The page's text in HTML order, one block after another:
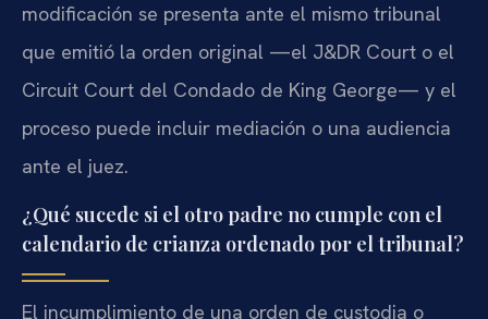
modificación se presenta ante el mismo tribunal
que emitió la orden original —el J&DR Court o el
Circuit Court del Condado de King George— y el
proceso puede incluir mediación o una audiencia
ante el juez.
¿Qué sucede si el otro padre no cumple con el
calendario de crianza ordenado por el tribunal?
El incumplimiento de una orden de custodia o